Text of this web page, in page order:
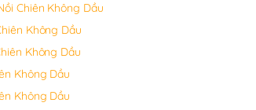
Chiên Không Dầu
Không Dầu
Không Dầu
Không Dầu
Không Dầu